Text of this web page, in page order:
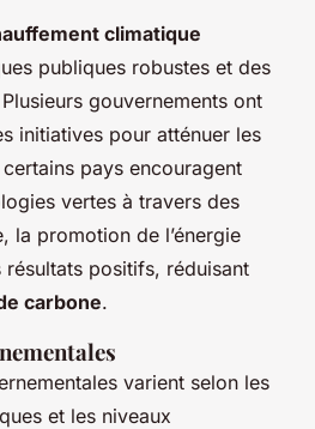
climatique
publiques robustes et des
gouvernements ont
initiatives pour atténuer les
pays encouragent
vertes à travers des
la promotion de l’énergie
positifs, réduisant
carbone.
varient selon les
et les niveaux